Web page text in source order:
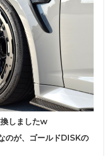
しましたw
のが、ゴールドDISKの